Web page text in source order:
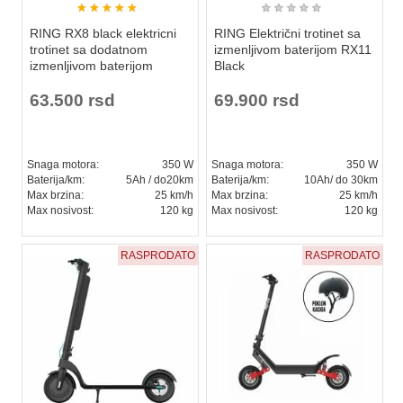
★ ★ ★ ★ ★
RING RX8 black elektricni
trotinet sa dodatnom
izmenljivom baterijom
63.500 rsd
Snaga motora:
350 W
Baterija/km:
5Ah / do20km
Max brzina:
25 km/h
Max nosivost:
120 kg
★ ★ ★ ★ ★
RING Električni trotinet sa
izmenljivom baterijom RX11
Black
69.900 rsd
Snaga motora:
350 W
Baterija/km:
10Ah/ do 30km
Max brzina:
25 km/h
Max nosivost:
120 kg
RASPRODATO RASPRODATO